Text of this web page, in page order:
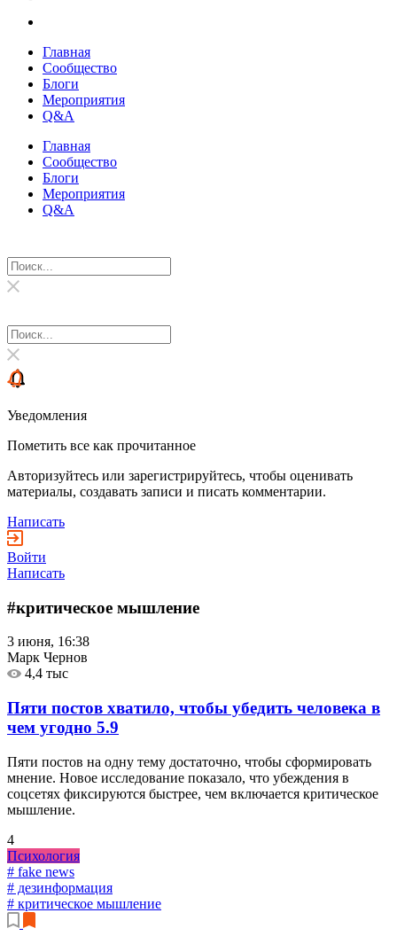
Главная
Сообщество
Блоги
Мероприятия
Q&A
Главная
Сообщество
Блоги
Мероприятия
Q&A
Уведомления
Пометить все как прочитанное
Авторизуйтесь или зарегистрируйтесь, чтобы оценивать
материалы, создавать записи и писать комментарии.
Написать
Войти
Написать
#критическое мышление
3 июня, 16:38
Марк Чернов
4,4 тыс
Пяти постов хватило, чтобы убедить человека в
чем угодно 5.9
Пяти постов на одну тему достаточно, чтобы сформировать
мнение. Новое исследование показало, что убеждения в
соцсетях фиксируются быстрее, чем включается критическое
мышление.
4
Психология
# fake news
# дезинформация
# критическое мышление